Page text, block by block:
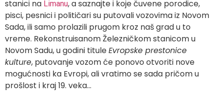
stanici na Limanu, a saznajte i koje čuvene porodice,
pisci, pesnici i političari su putovali vozovima iz Novom
Sada, ili samo prolazili prugom kroz naš grad u to
vreme. Rekonstruisanom Železničkom stanicom u
Novom Sadu, u godini tituleEvropske prestonice
kulture, putovanje vozom će ponovo otvoriti nove
mogućnosti ka Evropi, ali vratimo se sada pričom u
prošlost i kraj 19. veka…